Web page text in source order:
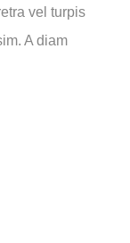
vel turpis
A diam